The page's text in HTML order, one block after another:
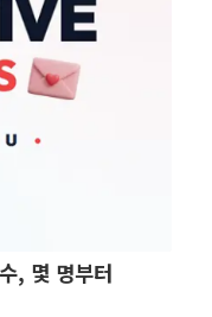
, 몇 명부터